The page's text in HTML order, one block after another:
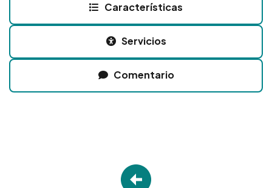
Características
Servicios
Comentario